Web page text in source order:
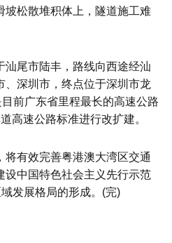
坡松散堆积体上，隧道施工难
汕尾市陆丰，路线向西途经汕
、深圳市，终点位于深圳市龙
前广东省里程最长的高速公路
高速公路标准进行改扩建。
有效完善粤港澳大湾区交通
设中国特色社会主义先行示范
发展格局的形成。(完)